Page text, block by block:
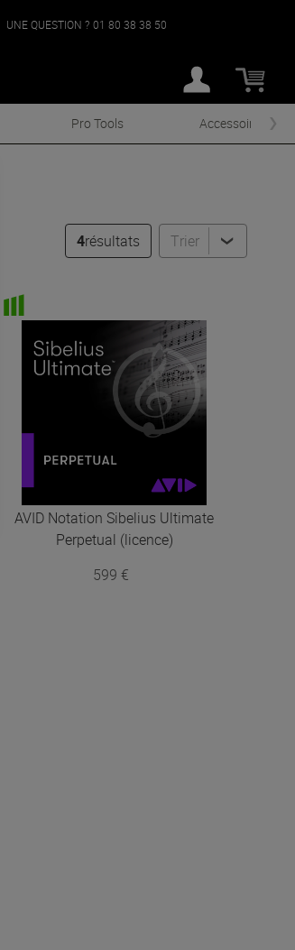
UNE QUESTION ? 01 80 38 38 50
Pro Tools Accessoires
4résultats Trier
AVID NotationSibelius Ultimate
Perpetual (licence)
599 €